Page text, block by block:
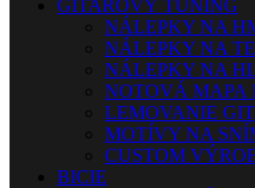
GITAROVÝ TUNING
NÁLEPKY NA
NÁLEPKY NA
NÁLEPKY NA
NOTOVÁ MAPA
LEMOVANIE
MOTÍVY NA
CUSTOM
BICIE